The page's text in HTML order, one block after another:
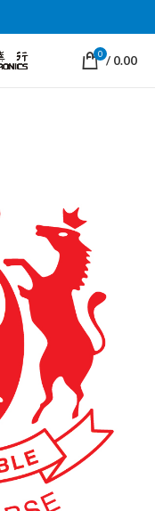
0 / 0.00